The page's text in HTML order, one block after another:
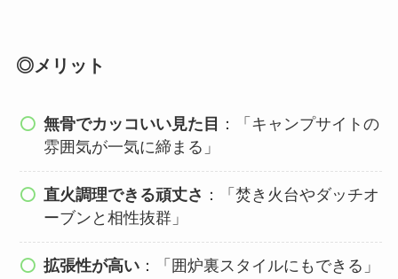
◎メリット
無骨でカッコいい見た目
：「キャンプサイトの
雰囲気が一気に締まる」
直火調理できる頑丈さ ：「焚き火台やダッチオ
ーブンと相性抜群」
拡張性が高い ：「囲炉裏スタイルにもできる」